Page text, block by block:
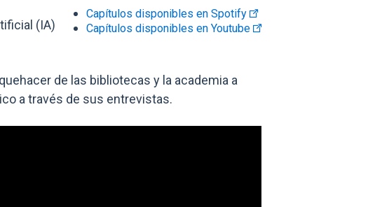
Capítulos disponibles en Spotify
Capítulos disponibles en Youtube
(IA)
de las bibliotecas y la academia a
a través de sus entrevistas.